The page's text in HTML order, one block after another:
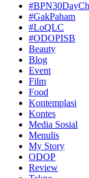
#GakPaham
#LoQLC
#ODOPISB
Beauty
Blog
Event
Film
Food
Kontemplasi
Kontes
Media Sosial
Menulis
My Story
ODOP
Review